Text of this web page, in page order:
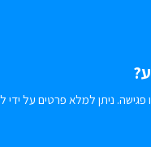
פגישה. ניתן למלא פרטים על